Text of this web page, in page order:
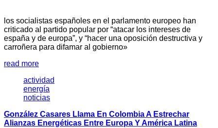
los socialistas españoles en el parlamento europeo han
criticado al partido popular por “atacar los intereses de
españa y de europa”, y “hacer una oposición destructiva y
carroñera para difamar al gobierno»
read more
actividad
energía
noticias
González Casares Llama En Colombia A Estrechar
Alianzas Energéticas Entre Europa Y América Latina